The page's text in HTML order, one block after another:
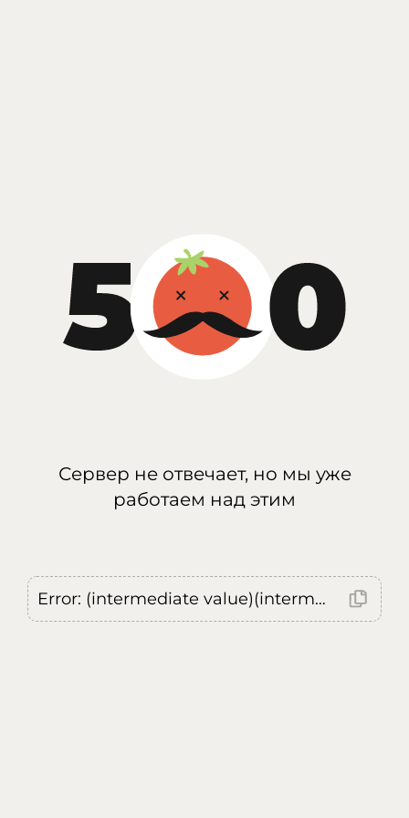
Сервер не отвечает, но мы уже
работаем над этим
Error: (intermediate value)(intermediate value)(intermediate value).replaceAll is not a function